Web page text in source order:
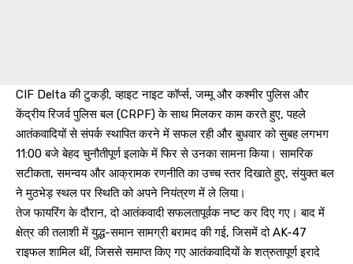
CIF Delta की टुकड़ी, व्हाइट नाइट कॉर्प्स, जम्मू और कश्मीर पुलिस और
केंद्रीय रिजर्व पुलिस बल (CRPF) के साथ मिलकर काम करते हुए, पहले
आतंकवादियों से संपर्क स्थापित करने में सफल रही और बुधवार को सुबह लगभग
11:00 बजे बेहद चुनौतीपूर्ण इलाके में फिर से उनका सामना किया। सामरिक
सटीकता, समन्वय और आक्रामक रणनीति का उच्च स्तर दिखाते हुए, संयुक्त बल
ने मुठभेड़ स्थल पर स्थिति को अपने नियंत्रण में ले लिया।
तेज फायरिंग के दौरान, दो आतंकवादी सफलतापूर्वक नष्ट कर दिए गए। बाद में
क्षेत्र की तलाशी में युद्ध-समान सामग्री बरामद की गई, जिसमें दो AK-47
राइफल शामिल थीं, जिससे समाप्त किए गए आतंकवादियों के शत्रुतापूर्ण इरादे